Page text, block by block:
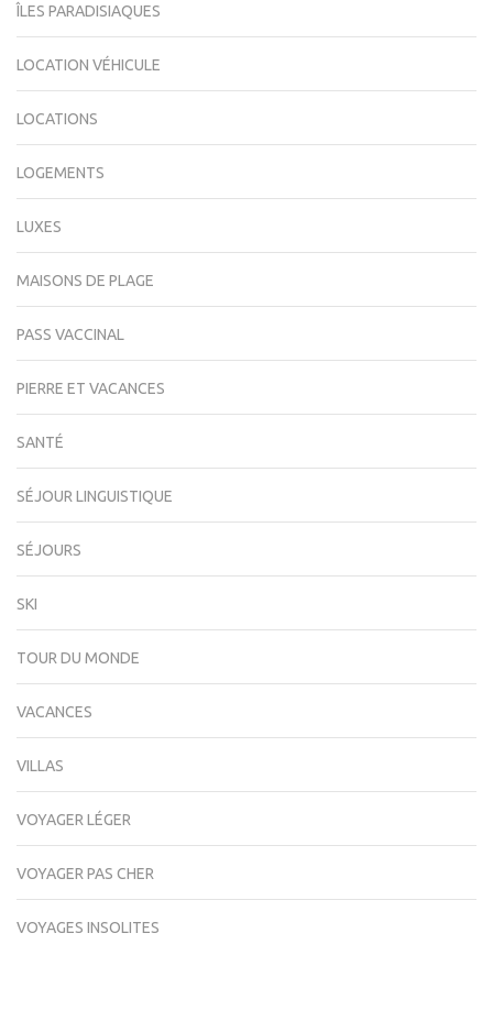
ÎLES PARADISIAQUES
LOCATION VÉHICULE
LOCATIONS
LOGEMENTS
LUXES
MAISONS DE PLAGE
PASS VACCINAL
PIERRE ET VACANCES
SANTÉ
SÉJOUR LINGUISTIQUE
SÉJOURS
SKI
TOUR DU MONDE
VACANCES
VILLAS
VOYAGER LÉGER
VOYAGER PAS CHER
VOYAGES INSOLITES